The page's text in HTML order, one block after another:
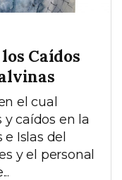
Caídos
el cual
y caídos en la
Islas del
y el personal